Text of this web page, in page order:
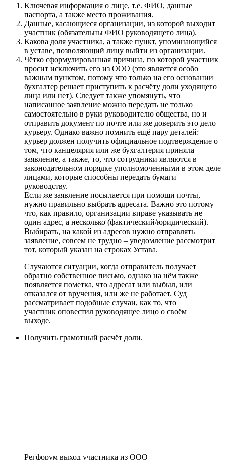
Ключевая информация о лице, т.е. ФИО, данные
паспорта, а также место проживания.
Данные, касающиеся организации, из которой выходит
участник (обязательны ФИО руководящего лица).
Какова доля участника, а также пункт, упоминающийся
в уставе, позволяющий лицу выйти из организации.
Чётко сформулированная причина, по которой участник
просит исключить его из ООО (это является особо
важным пунктом, потому что только на его основании
бухгалтер решает приступить к расчёту доли уходящего
лица или нет). Следует также упомянуть, что
написанное заявление можно передать не только
самостоятельно в руки руководителю общества, но и
отправить документ по почте или же доверить это дело
курьеру. Однако важно помнить ещё пару деталей:
курьер должен получить официальное подтверждение о
том, что канцелярия или же бухгалтерия приняла
заявление, а также, то, что сотрудники являются в
законодательном порядке уполномоченными в этом деле
лицами, которые способны передать бумаги
руководству.
Если же заявление посылается при помощи почты,
нужно правильно выбрать адресата. Важно это потому
что, как правило, организации вправе указывать не
один адрес, а несколько (фактический/юридический).
Выбирать, на какой из адресов нужно отправлять
заявление, совсем не трудно – уведомление рассмотрит
тот, который указан на строках Устава.
Случаются ситуации, когда отправитель получает
обратно собственное письмо, однако на нём также
появляется пометка, что адресат или выбыл, или
отказался от вручения, или же не работает. Суд
рассматривает подобные случаи, как то, что
участник оповестил руководящее лицо о своём
выходе.
Получить грамотный расчёт доли.
Регфорум выход участника из ООО